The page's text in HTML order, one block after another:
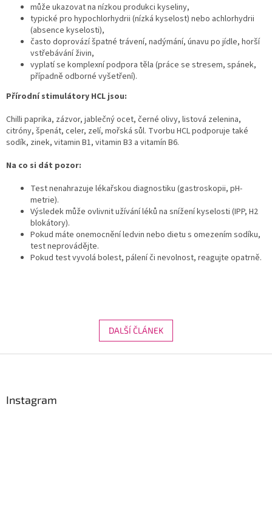
může ukazovat na nízkou produkci kyseliny,
typické pro hypochlorhydrii (nízká kyselost) nebo achlorhydrii
(absence kyselosti),
často doprovází špatné trávení, nadýmání, únavu po jídle, horší
vstřebávání živin,
vyplatí se komplexní podpora těla (práce se stresem, spánek,
případně odborné vyšetření).
Přírodní stimulátory HCL jsou:
Chilli paprika, zázvor, jablečný ocet, černé olivy, listová zelenina,
citróny, špenát, celer, zelí, mořská sůl. Tvorbu HCL podporuje také
sodík, zinek, vitamin B1, vitamin B3 a vitamín B6.
Na co si dát pozor:
Test nenahrazuje lékařskou diagnostiku (gastroskopii, pH-
metrie).
Výsledek může ovlivnit užívání léků na snížení kyselosti (IPP, H2
blokátory).
Pokud máte onemocnění ledvin nebo dietu s omezením sodíku,
test neprovádějte.
Pokud test vyvolá bolest, pálení či nevolnost, reagujte opatrně.
DALŠÍ ČLÁNEK
Instagram